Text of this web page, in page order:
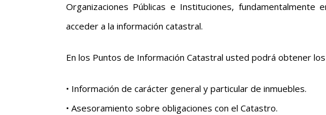
Organizaciones Públicas e Instituciones, fundamentalmente
acceder a la información catastral.
En los Puntos de Información Catastral usted podrá obtener
• Información de carácter general y particular de inmuebles.
• Asesoramiento sobre obligaciones con el Catastro.